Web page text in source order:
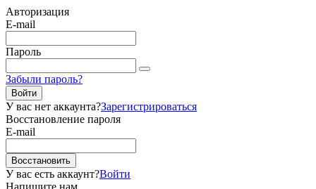
Авторизация
E-mail
Пароль
Забыли пароль?
Войти
У вас нет аккаунта?Зарегистрироваться
Восстановление пароля
E-mail
Восстановить
У вас есть аккаунт?Войти
Напишите нам